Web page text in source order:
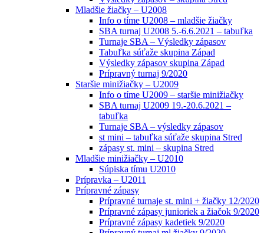
Mladšie žiačky – U2008
Info o tíme U2008 – mladšie žiačky
SBA turnaj U2008 5.-6.6.2021 – tabuľka
Turnaje SBA – Výsledky zápasov
Tabuľka súťaže skupina Západ
Výsledky zápasov skupina Západ
Prípravný turnaj 9/2020
Staršie minižiačky – U2009
Info o tíme U2009 – staršie minižiačky
SBA turnaj U2009 19.-20.6.2021 –
tabuľka
Turnaje SBA – výsledky zápasov
st mini – tabuľka súťaže skupina Stred
zápasy st. mini – skupina Stred
Mladšie minižiačky – U2010
Súpiska tímu U2010
Prípravka – U2011
Prípravné zápasy
Prípravné turnaje st. mini + žiačky 12/2020
Prípravné zápasy junioriek a žiačok 9/2020
Prípravné zápasy kadetiek 9/2020